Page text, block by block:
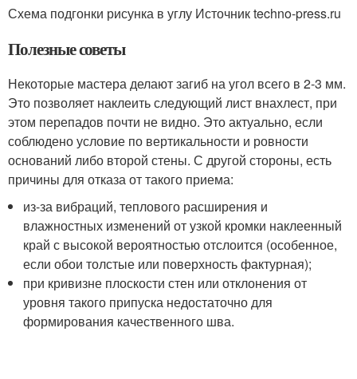
Схема подгонки рисунка в углу Источник techno-press.ru
Полезные советы
Некоторые мастера делают загиб на угол всего в 2-3 мм.
Это позволяет наклеить следующий лист внахлест, при
этом перепадов почти не видно. Это актуально, если
соблюдено условие по вертикальности и ровности
оснований либо второй стены. С другой стороны, есть
причины для отказа от такого приема:
из-за вибраций, теплового расширения и
влажностных изменений от узкой кромки наклеенный
край с высокой вероятностью отслоится (особенное,
если обои толстые или поверхность фактурная);
при кривизне плоскости стен или отклонения от
уровня такого припуска недостаточно для
формирования качественного шва.